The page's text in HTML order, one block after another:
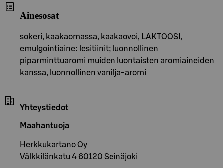
Ainesosat
sokeri, kaakaomassa, kaakaovoi, LAKTOOSI,
emulgointiaine: lesitiinit; luonnollinen
piparminttuaromi muiden luontaisten aromiaineiden
kanssa, luonnollinen vanilja-aromi
Yhteystiedot
Maahantuoja
Herkkukartano Oy
Välkkilänkatu 4 60120 Seinäjoki